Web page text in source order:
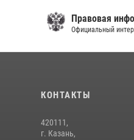
Правовая
Официальный
КОНТАКТЫ
420111,
г. Казань,